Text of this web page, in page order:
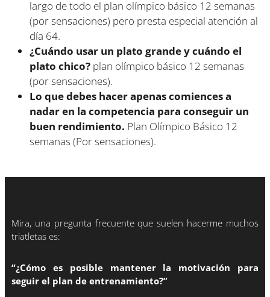
largo de todo el plan olímpico básico 12 semanas
(por sensaciones) pero presta especial atención al
día 64.
¿Cuándo usar un plato grande y cuándo el
plato chico? plan olímpico básico 12 semanas
(por sensaciones).
Lo que debes hacer apenas comiences a
nadar en la competencia para conseguir un
buen rendimiento. Plan Olímpico Básico 12
semanas (Por sensaciones).
Mira, una pregunta frecuente que suelen hacerme muchos
triatletas es:
“¿Cómo es posible mantener la motivación para
seguir el plan de entrenamiento?”